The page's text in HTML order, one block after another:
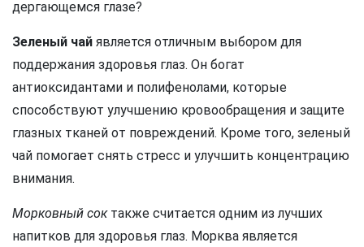
дергающемся глазе?
Зеленый чай является отличным выбором для
поддержания здоровья глаз. Он богат
антиоксидантами и полифенолами, которые
способствуют улучшению кровообращения и защите
глазных тканей от повреждений. Кроме того, зеленый
чай помогает снять стресс и улучшить концентрацию
внимания.
Морковный соктакже считается одним из лучших
напитков для здоровья глаз. Морква является